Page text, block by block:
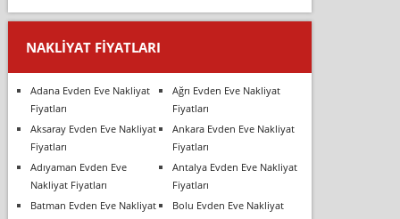
NAKLIYAT FIYATLARI
Adana Evden Eve Nakliyat
Fiyatları
Ağrı Evden Eve Nakliyat
Fiyatları
Aksaray Evden Eve Nakliyat
Fiyatları
Ankara Evden Eve Nakliyat
Fiyatları
Adıyaman Evden Eve
Nakliyat Fiyatları
Antalya Evden Eve Nakliyat
Fiyatları
Batman Evden Eve Nakliyat
Bolu Evden Eve Nakliyat